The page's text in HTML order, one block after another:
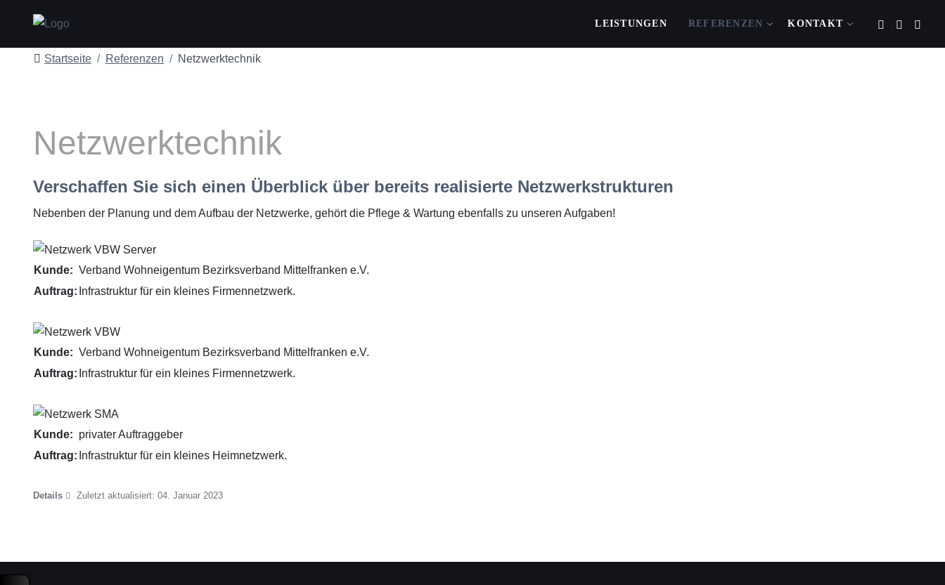
LEISTUNGEN REFERENZEN KONTAKT
Startseite Referenzen Netzwerktechnik
Netzwerktechnik
Verschaffen Sie sich einen Überblick über bereits realisierte Netzwerkstrukturen
Nebenben der Planung und dem Aufbau der Netzwerke, gehört die Pflege & Wartung ebenfalls zu unseren Aufgaben!
Kunde: Verband Wohneigentum Bezirksverband Mittelfranken e.V.
Auftrag: Infrastruktur für ein kleines Firmennetzwerk.
Kunde: Verband Wohneigentum Bezirksverband Mittelfranken e.V.
Auftrag: Infrastruktur für ein kleines Firmennetzwerk.
Kunde: privater Auftraggeber
Auftrag: Infrastruktur für ein kleines Heimnetzwerk.
Details Zuletzt aktualisiert: 04. Januar 2023